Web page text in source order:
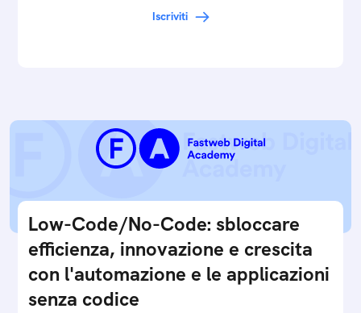
Iscriviti
Low-Code/No-Code: sbloccare
efficienza, innovazione e crescita
con l'automazione e le applicazioni
senza codice